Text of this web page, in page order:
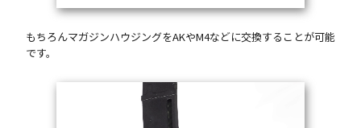
もちろんマガジンハウジングをAKやM4などに交換することが可能
です。